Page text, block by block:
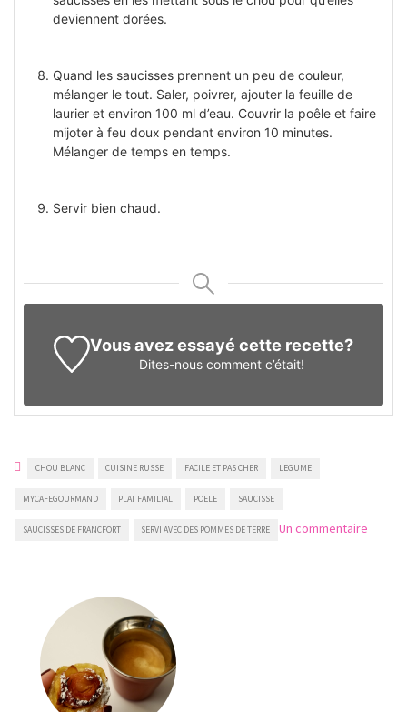
deviennent dorées.
Quand les saucisses prennent un peu de couleur,
mélanger le tout. Saler, poivrer, ajouter la feuille de
laurier et environ 100 ml d’eau. Couvrir la poêle et faire
mijoter à feu doux pendant environ 10 minutes.
Mélanger de temps en temps.
Servir bien chaud.
Vous avez essayé cette recette?
Dites-nous comment c’était!
CHOU BLANC CUISINE RUSSE FACILE ET PAS CHER LEGUME
MYCAFEGOURMAND PLAT FAMILIAL POELE SAUCISSE
SAUCISSES DE FRANCFORT SERVI AVEC DES POMMES DE TERRE Un commentaire